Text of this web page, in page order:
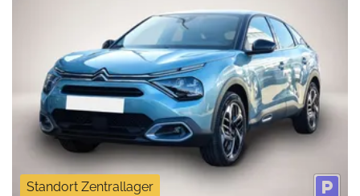
Standort Zentrallager